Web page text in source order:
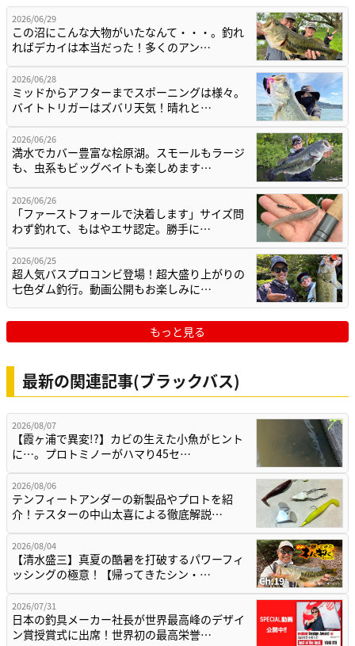
2026/06/29
この沼にこんな大物がいたなんて・・・。釣れ
ればデカイは本当だった！多くのアン…
2026/06/28
ミッドからアフターまでスポーニングは様々。
バイトトリガーはズバリ天気！晴れと…
2026/06/26
満水でカバー豊富な桧原湖。スモールもラージ
も、虫系もビッグベイトも楽しめます…
2026/06/26
「ファーストフォールで決着します」サイズ問
わず釣れて、もはやエサ認定。勝手に…
2026/06/25
超人気バスプロコンビ登場！超大盛り上がりの
七色ダム釣行。動画公開もお楽しみに…
もっと見る
最新の関連記事(ブラックバス)
2026/08/07
【霞ヶ浦で異変!?】カビの生えた小魚がヒント
に…。プロトミノーがハマり45セ…
2026/08/06
テンフィートアンダーの新製品やプロトを紹
介！テスターの中山太喜による徹底解説…
2026/08/04
【清水盛三】真夏の酷暑を打破するパワーフィ
ッシングの極意！【帰ってきたシン・…
2026/07/31
日本の釣具メーカー社長が世界最高峰のデザイ
ン賞授賞式に出席！世界初の最高栄誉…